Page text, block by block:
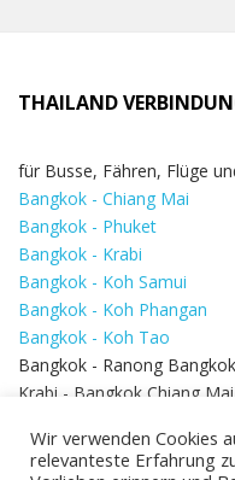
THAILAND
für Busse, Fähren, Flüge
Bangkok - Chiang Mai
Bangkok - Phuket
Bangkok - Krabi
Bangkok - Koh Samui
Bangkok - Koh Phangan
Bangkok - Koh Tao
Bangkok - Ranong
Krabi - Bangkok Chiang
Bangkok - Hua Hin
Wir verwenden Cookies
relevanteste Erfahrung